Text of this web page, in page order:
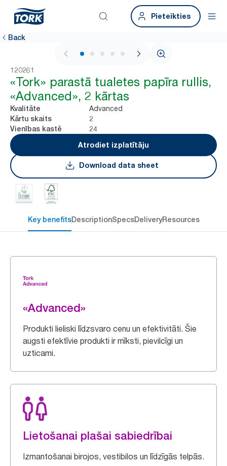
Pieteikties
Back
1 / 5
120261
«Tork» parastā tualetes papīra rullis,
«Advanced», 2 kārtas
Kvalitāte Advanced
Kārtu skaits 2
Vienības kastē
24
Atrodiet izplatītāju
Download data sheet
Key benefitsDescriptionSpecsDeliveryResources
«Advanced»
Produkti lieliski līdzsvaro cenu un efektivitāti. Šie
augsti efektīvie produkti ir mīksti, pievilcīgi un
uzticami.
Lietošanai plašai sabiedrībai
Izmantošanai birojos, vestibilos un līdzīgās telpās.